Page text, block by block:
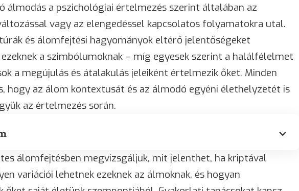
álmodás a pszichológiai értelmezés szerint általában az
vagy az elengedéssel kapcsolatos folyamatokra utal.
és álomfejtési hagyományok eltérő jelentőségeket
a szimbólumoknak – míg egyesek szerint a halálfélelmet
a megújulás és átalakulás jeleiként értelmezik őket. Minden
hogy az álom kontextusát és az álmodó egyéni élethelyzetét is
az értelmezés során.
álomfejtésben megvizsgáljuk, mit jelenthet, ha kriptával
variációi lehetnek ezeknek az álmoknak, és hogyan